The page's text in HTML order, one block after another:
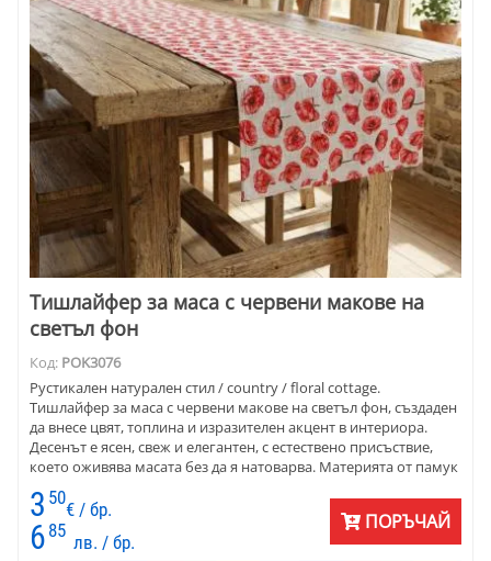
Тишлайфер за маса с червени макове на
светъл фон
Код: POK3076
Рустикален натурален стил / country / floral cottage.
Тишлайфер за маса с червени макове на светъл фон, създаден
да внесе цвят, топлина и изразителен акцент в интериора.
Десенът е ясен, свеж и елегантен, с естествено присъствие,
което оживява масата без да я натоварва. Материята от памук
Подходящ е за домове, къщи за гости и уютни пространства с
рустикален или натурален характер.
3 50
€ / бр.
6 85
лв. / бр.
ПОРЪЧАЙ